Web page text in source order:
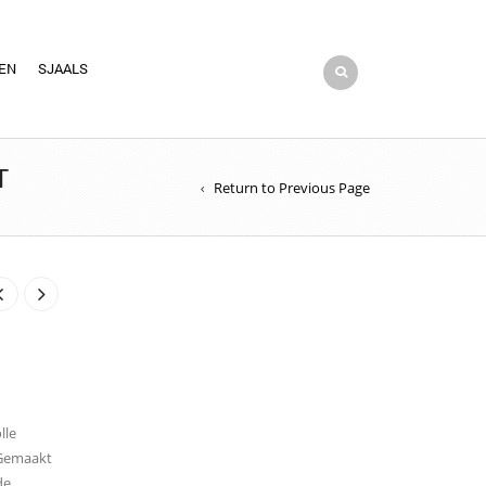
SJAALS
Return to Previous Page